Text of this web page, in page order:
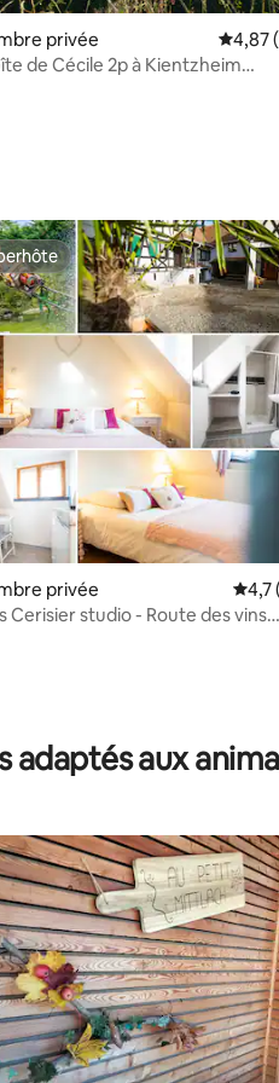
sur la base de 19
privée
4,87
de Cécile 2p à Kientzheim
5
sur la base de 89
privée
4,7
Cerisier studio - Route des vins
adaptés aux